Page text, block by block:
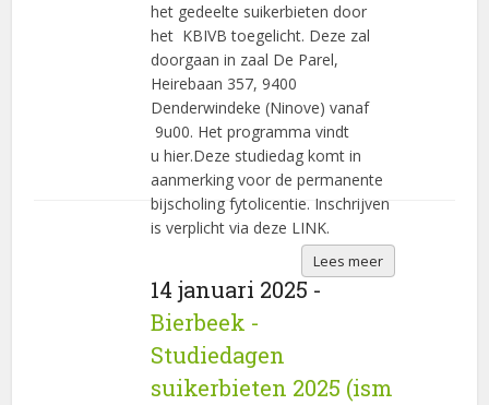
het gedeelte suikerbieten door
het KBIVB toegelicht. Deze zal
doorgaan in zaal De Parel,
Heirebaan 357, 9400
Denderwindeke (Ninove) vanaf
9u00. Het programma vindt
u hier.Deze studiedag komt in
aanmerking voor de permanente
bijscholing fytolicentie. Inschrijven
is verplicht via deze LINK.
Lees meer
14 januari 2025 -
Bierbeek -
Studiedagen
suikerbieten 2025 (ism